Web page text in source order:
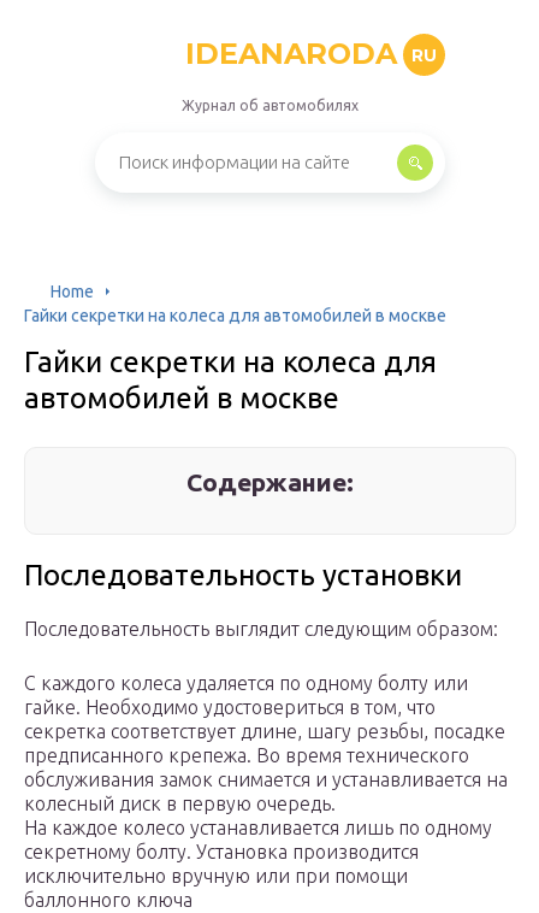
IDEANARODA RU
Журнал об автомобилях
Home
Гайки секретки на колеса для автомобилей в москве
Гайки секретки на колеса для
автомобилей в москве
Содержание:
Последовательность установки
Последовательность выглядит следующим образом:
С каждого колеса удаляется по одному болту или
гайке. Необходимо удостовериться в том, что
секретка соответствует длине, шагу резьбы, посадке
предписанного крепежа. Во время технического
обслуживания замок снимается и устанавливается на
колесный диск в первую очередь.
На каждое колесо устанавливается лишь по одному
секретному болту. Установка производится
исключительно вручную или при помощи
баллонного ключа